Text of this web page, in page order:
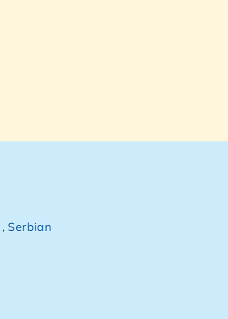
, Serbian